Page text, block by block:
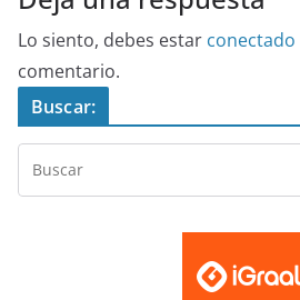
Lo siento, debes estar conectado
comentario.
Buscar: